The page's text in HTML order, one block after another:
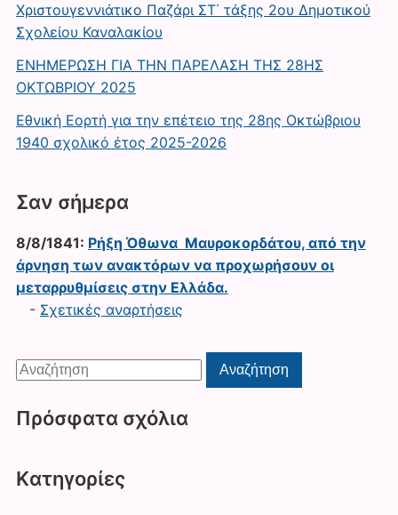
Χριστουγεννιάτικο Παζάρι ΣΤ΄ τάξης 2ου Δημοτικού
Σχολείου Καναλακίου
ΕΝΗΜΕΡΩΣΗ ΓΙΑ ΤΗΝ ΠΑΡΕΛΑΣΗ ΤΗΣ 28ΗΣ
ΟΚΤΩΒΡΙΟΥ 2025
Εθνική Εορτή για την επέτειο της 28ης Οκτώβριου
1940 σχολικό έτος 2025-2026
Σαν σήμερα
8/8/1841: Ρήξη Όθωνα  Μαυροκορδάτου, από την
άρνηση των ανακτόρων να προχωρήσουν οι
μεταρρυθμίσεις στην Ελλάδα.
- Σχετικές αναρτήσεις
Αναζήτηση
για:
Αναζήτηση
Πρόσφατα σχόλια
Kατηγορίες